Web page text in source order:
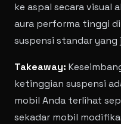
ke aspal secara visual
aura performa tinggi
suspensi standar yang
Takeaway:
ketinggian suspensi
mobil Anda terlihat
sekadar mobil